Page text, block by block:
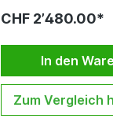
Breite in verschiedenen
ist auf dem oberen Teil
Umrüsten von Biegen
leicht und einfach. Technische Daten:
Biegewinkel...
CHF 2’480.00*
In den
Zum Vergleich